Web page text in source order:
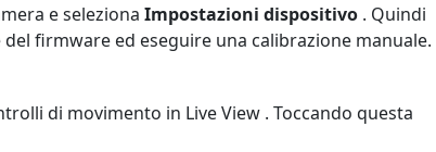
e seleziona Impostazioni dispositivo . Quindi
firmware ed eseguire una calibrazione manuale.
di movimento in Live View . Toccando questa